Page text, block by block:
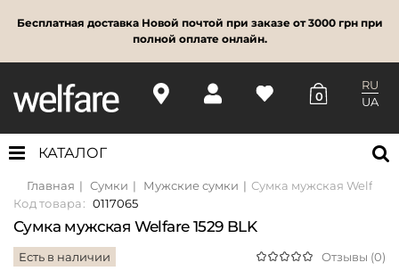
Бесплатная доставка Новой почтой при заказе от 3000 грн при
полной оплате онлайн.
0
RU
UA
КАТАЛОГ
Главная Сумки Мужские сумки
Сумка мужская Welfare
Код товара: 0117065
Сумка мужская Welfare 1529 BLK
Есть в наличии Отзывы (0)